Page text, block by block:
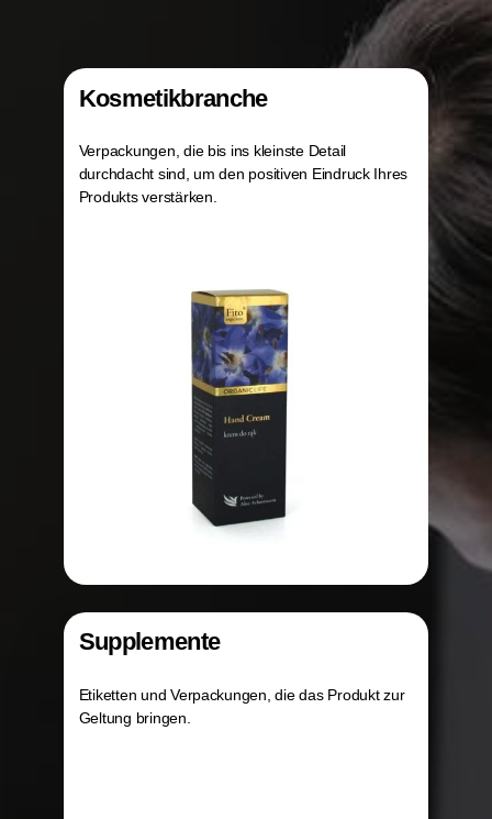
Kosmetikbranche
Verpackungen, die bis ins kleinste Detail
durchdacht sind, um den positiven Eindruck Ihres
Produkts verstärken.
Supplemente
Etiketten und Verpackungen, die das Produkt zur
Geltung bringen.